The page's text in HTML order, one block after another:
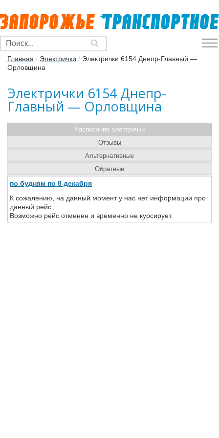
Главная / Электрички / Электрички 6154 Днепр-Главный —
Орловщина
Электрички 6154 Днепр-
Главный — Орловщина
Расписание электрички
по будням по 8 декабря
К сожалению, на данный момент у нас нет информации про
данный рейс.
Возможно рейс отменен и временно не курсирует.
Отзывы
Альтернативные
Обратные